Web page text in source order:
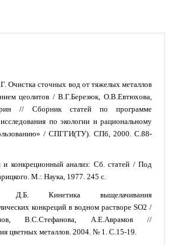
Очистка сточных вод от тяжелых металлов
цеолитов / В.Г.Березюк, О.В.Евтюхова,
// Сборник статей по программе
по экологии и рациональному
/ СПГГИ(ТУ). СПб, 2000. С.88-
и конкреционный анализ: Сб. статей / Под
М.: Наука, 1977. 245 с.
Д.Б. Кинетика выщелачивания
конкреций в водном растворе SО2 /
В.С.Стефанова, А.Е.Аврамов //
цветных металлов. 2004. № 1. С.15-19.